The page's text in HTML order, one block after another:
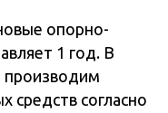
опорно-
1 год. В
производим
средств согласно